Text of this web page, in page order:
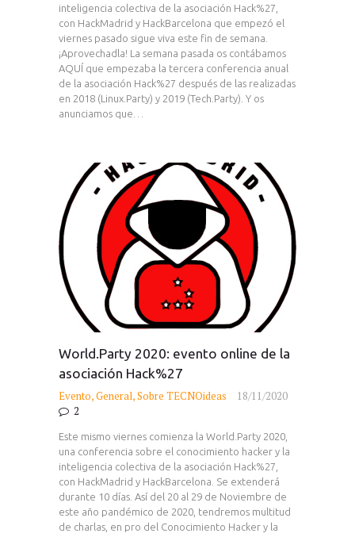
inteligencia colectiva de la asociación Hack%27,
con HackMadrid y HackBarcelona que empezó el
viernes pasado sigue viva este fin de semana.
¡Aprovechadla! La semana pasada os contábamos
AQUÍ que empezaba la tercera conferencia anual
de la asociación Hack%27 después de las realizadas
en 2018 (Linux.Party) y 2019 (Tech.Party). Y os
anunciamos que…
World.Party 2020: evento online de la
asociación Hack%27
Evento,General,Sobre TECNOideas
18/11/2020
2
Este mismo viernes comienza la World.Party 2020,
una conferencia sobre el conocimiento hacker y la
inteligencia colectiva de la asociación Hack%27,
con HackMadrid y HackBarcelona. Se extenderá
durante 10 días. Así del 20 al 29 de Noviembre de
este año pandémico de 2020, tendremos multitud
de charlas, en pro del Conocimiento Hacker y la